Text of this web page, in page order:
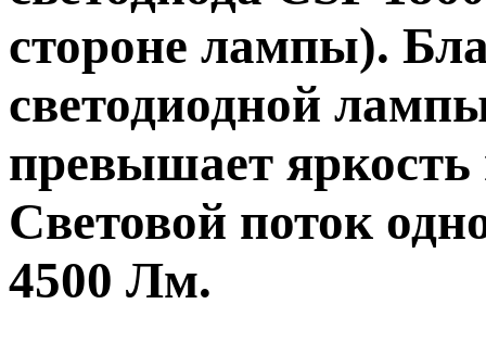
стороне лампы).
светодиодной
превышает
Световой поток
4500 Лм.